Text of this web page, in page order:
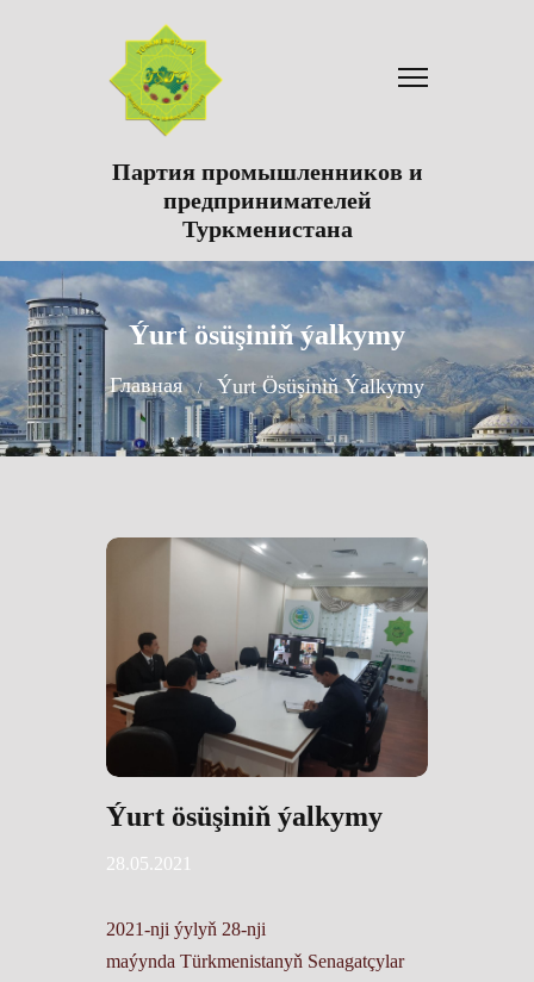
Партия промышленников и
предпринимателей
Туркменистана
Ýurt ösüşiniň ýalkymy
Главная Ýurt Ösüşiniň Ýalkymy
Ýurt ösüşiniň ýalkymy
28.05.2021
2021-nji ýylyň 28-nji
maýynda Türkmenistanyň Senagatçylar